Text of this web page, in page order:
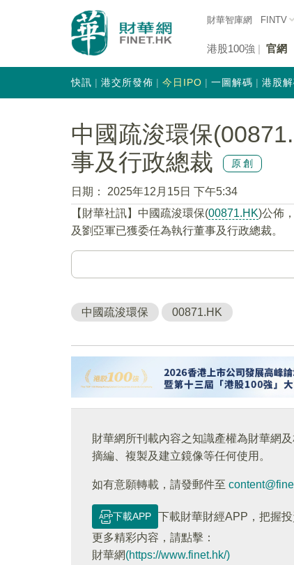
財華智庫網 FINTV
港股100強 官網
快訊 港交所發佈 今日IPO 一圖解碼 港股
中國疏浚環保
事及行政總裁
原創
日期：
2025年12月15日 下午5:34
【財華社訊】中國疏浚環保(00871.HK)公佈
及劉亞軍已獲委任為執行董事及行政總裁。
中國疏浚環保 00871.HK
財華網所刊載內容之知識產權為財華網
摘編、複製及建立鏡像等任何使用。
如有意願轉載，請發郵件至
下載APP
下載財華財經APP，把握
更多精彩内容，請點擊：
財華網(https://www.finet.hk/)